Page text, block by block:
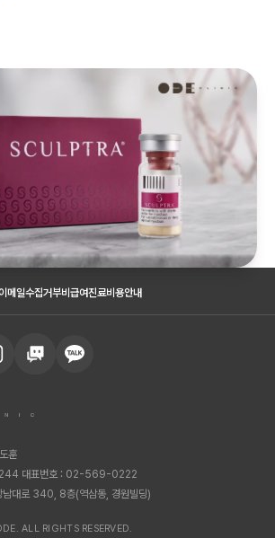
메일수집거부비급여진료비용안내
훈
대표번호 : 02-569-0222
남대로 340, 8층(역삼동, 경원빌딩)
ALL RIGHTS RESERVED.